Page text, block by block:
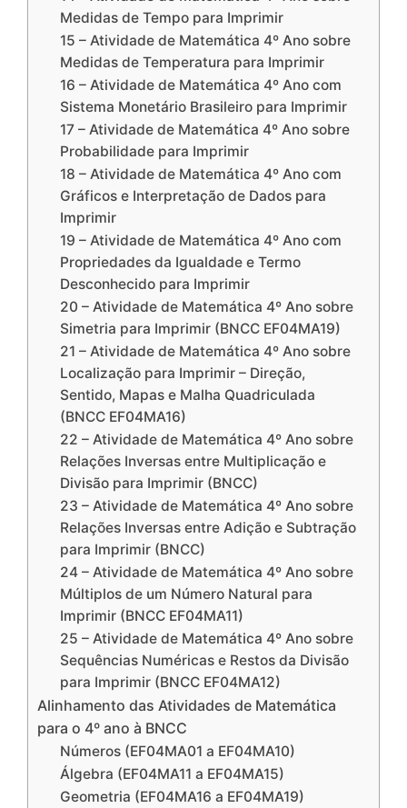
Medidas de Tempo para Imprimir
15 – Atividade de Matemática 4º Ano sobre
Medidas de Temperatura para Imprimir
16 – Atividade de Matemática 4º Ano com
Sistema Monetário Brasileiro para Imprimir
17 – Atividade de Matemática 4º Ano sobre
Probabilidade para Imprimir
18 – Atividade de Matemática 4º Ano com
Gráficos e Interpretação de Dados para
Imprimir
19 – Atividade de Matemática 4º Ano com
Propriedades da Igualdade e Termo
Desconhecido para Imprimir
20 – Atividade de Matemática 4º Ano sobre
Simetria para Imprimir (BNCC EF04MA19)
21 – Atividade de Matemática 4º Ano sobre
Localização para Imprimir – Direção,
Sentido, Mapas e Malha Quadriculada
(BNCC EF04MA16)
22 – Atividade de Matemática 4º Ano sobre
Relações Inversas entre Multiplicação e
Divisão para Imprimir (BNCC)
23 – Atividade de Matemática 4º Ano sobre
Relações Inversas entre Adição e Subtração
para Imprimir (BNCC)
24 – Atividade de Matemática 4º Ano sobre
Múltiplos de um Número Natural para
Imprimir (BNCC EF04MA11)
25 – Atividade de Matemática 4º Ano sobre
Sequências Numéricas e Restos da Divisão
para Imprimir (BNCC EF04MA12)
Alinhamento das Atividades de Matemática
para o 4º ano à BNCC
Números (EF04MA01 a EF04MA10)
Álgebra (EF04MA11 a EF04MA15)
Geometria (EF04MA16 a EF04MA19)